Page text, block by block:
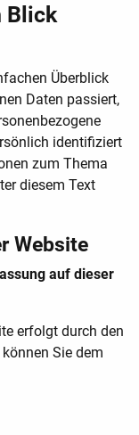
Blick
Überblick
Daten passiert,
identifiziert
zum Thema
diesem Text
Website
auf dieser
erfolgt durch den
Sie dem